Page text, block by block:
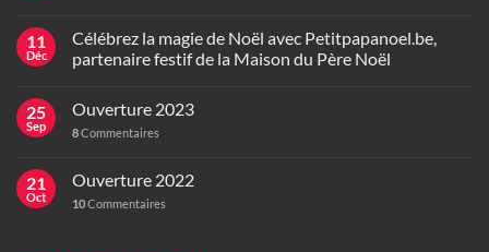
11
Déc
Célébrez la magie de Noël avec Petitpapanoel.be,
partenaire festif de la Maison du Père Noël
25
Sep
Ouverture 2023
8Commentaires
21
Oct
Ouverture 2022
10Commentaires